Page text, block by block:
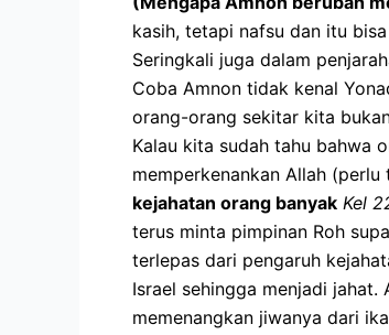
kasih, tetapi nafsu dan itu
Seringkali juga dalam
Coba Amnon tidak kenal
orang-orang sekitar kita
Kalau kita sudah tahu bahwa
memperkenankan Allah
kejahatan orang banyak Kel
terus minta pimpinan Roh
terlepas dari pengaruh
Israel sehingga menjadi
memenangkan jiwanya dari